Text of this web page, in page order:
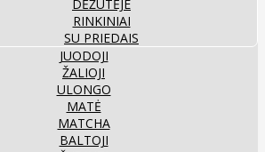
DĖŽUTĖJE
RINKINIAI
SU PRIEDAIS
JUODOJI
ŽALIOJI
ULONGO
MATĖ
MATCHA
BALTOJI